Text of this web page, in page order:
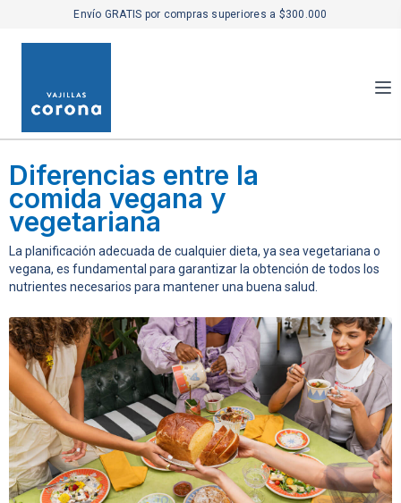
Envío GRATIS por compras superiores a $300.000
Diferencias entre la
comida vegana y
vegetariana
La planificación adecuada de cualquier dieta, ya sea vegetariana o
vegana, es fundamental para garantizar la obtención de todos los
nutrientes necesarios para mantener una buena salud.